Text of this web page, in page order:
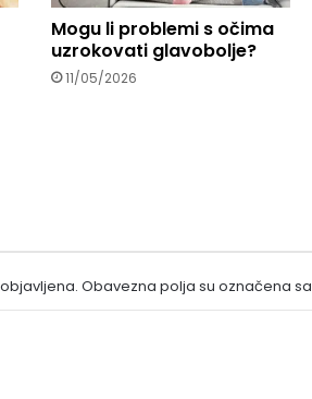
Mogu li problemi s očima
uzrokovati glavobolje?
11/05/2026
Obavezna polja su označena sa